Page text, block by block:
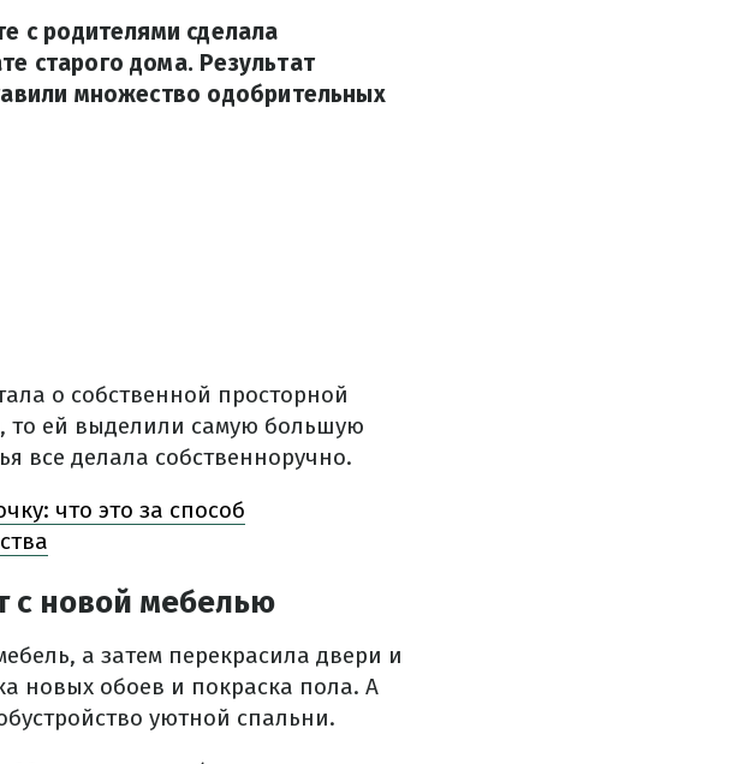
с родителями сделала
старого дома. Результат
множество одобрительных
о собственной просторной
то ей выделили самую большую
все делала собственноручно.
что это за способ
с новой мебелью
а затем перекрасила двери и
новых обоев и покраска пола. А
уютной спальни.